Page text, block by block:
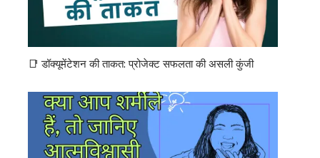
📑 डॉक्यूमेंटेशन की ताकत: प्रोजेक्ट सफलता की असली कुंजी